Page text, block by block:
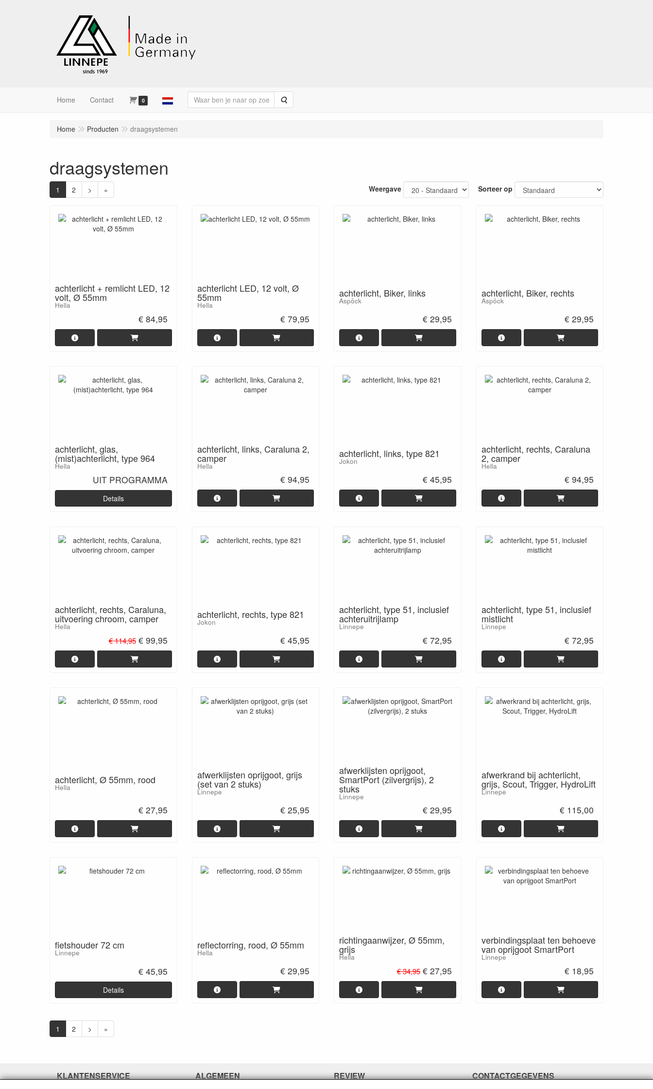
Home Contact 0 Zoeken
Home Producten draagsystemen
draagsystemen
1 2 > » Weergave Sorteer op
achterlicht + remlicht LED, 12
volt, Ø 55mm
Hella
€ 84,95
achterlicht LED, 12 volt, Ø
55mm
Hella
€ 79,95
achterlicht, Biker, links
Aspöck
€ 29,95
achterlicht, Biker, rechts
Aspöck
€ 29,95
achterlicht, glas,
(mist)achterlicht, type 964
Hella
UIT PROGRAMMA
Details
achterlicht, links, Caraluna 2,
camper
Hella
€ 94,95
achterlicht, links, type 821
Jokon
€ 45,95
achterlicht, rechts, Caraluna
2, camper
Hella
€ 94,95
achterlicht, rechts, Caraluna,
uitvoering chroom, camper
Hella
€ 114,95 € 99,95
achterlicht, rechts, type 821
Jokon
€ 45,95
achterlicht, type 51, inclusief
achteruitrijlamp
Linnepe
€ 72,95
achterlicht, type 51, inclusief
mistlicht
Linnepe
€ 72,95
achterlicht, Ø 55mm, rood
Hella
€ 27,95
afwerklijsten oprijgoot, grijs
(set van 2 stuks)
Linnepe
€ 25,95
afwerklijsten oprijgoot,
SmartPort (zilvergrijs), 2
stuks
Linnepe
€ 29,95
afwerkrand bij achterlicht,
grijs, Scout, Trigger, HydroLift
Linnepe
€ 115,00
fietshouder 72 cm
Linnepe
€ 45,95
Details
reflectorring, rood, Ø 55mm
Hella
€ 29,95
richtingaanwijzer, Ø 55mm,
grijs
Hella
€ 34,95 € 27,95
verbindingsplaat ten behoeve
van oprijgoot SmartPort
Linnepe
€ 18,95
1 2 > »
KLANTENSERVICE ALGEMEEN REVIEW CONTACTGEGEVENS